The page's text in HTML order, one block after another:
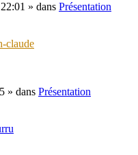
» dans Présentation
claude
» dans Présentation